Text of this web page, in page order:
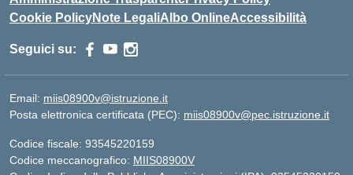
Cookie PolicyNote LegaliAlbo OnlineAccessibilità
Seguici su:
Email: miis08900v@istruzione.it
Posta elettronica certificata (PEC): miis08900v@pec.istruzione.it
Codice fiscale: 93545220159
Codice meccanografico: MIIS08900V